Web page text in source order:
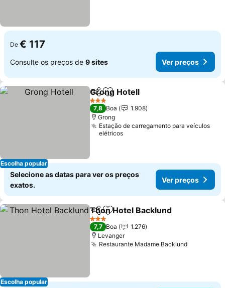
De € 117
Consulte os preços de 9 sites Ver preços
Escolha popular
PartilharAdicionar aos favoritos
Grong Hotell
3 Estrelas
7,8 Boa
1.908
Grong
Estação de carregamento para veículos
elétricos
Selecione as datas para ver os preços
exatos.
Ver preços
Escolha popular
PartilharAdicionar aos favoritos
Thon Hotel Backlund
3 Estrelas
7,7 Boa
1.276
Levanger
Restaurante Madame Backlund